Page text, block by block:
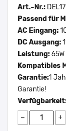
Art.-Nr.:
Passend für
AC Eingang:
DC Ausgang:
Leistung:65W
Kompatibles
Garantie:1
Garantie!
− +